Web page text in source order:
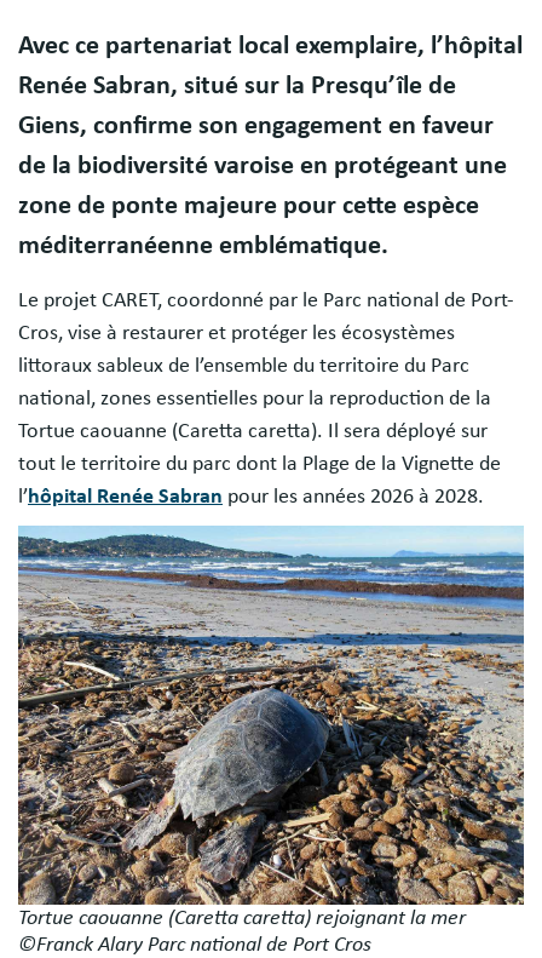
Avec ce partenariat local exemplaire, l’hôpital
Renée Sabran, situé sur la Presqu’île de
Giens, confirme son engagement en faveur
de la biodiversité varoise en protégeant une
zone de ponte majeure pour cette espèce
méditerranéenne emblématique.
Le projet CARET, coordonné par le Parc national de Port-
Cros, vise à restaurer et protéger les écosystèmes
littoraux sableux de l’ensemble du territoire du Parc
national, zones essentielles pour la reproduction de la
Tortue caouanne (Caretta caretta). Il sera déployé sur
tout le territoire du parc dont la Plage de la Vignette de
l’hôpital Renée Sabran pour les années 2026 à 2028.
Image
Tortue caouanne (Caretta caretta) rejoignant la mer
©Franck Alary Parc national de Port Cros